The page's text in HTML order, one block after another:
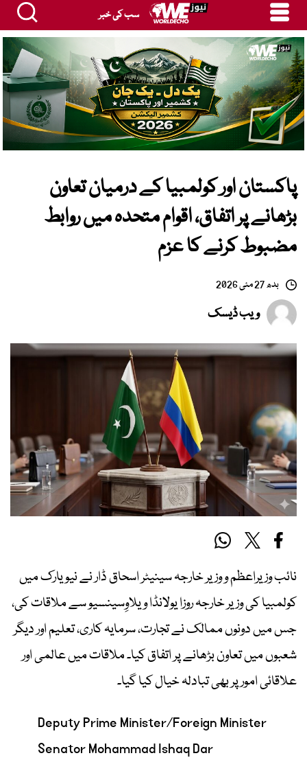
سب کی خبر
پاکستان اور کولمبیا کے درمیان تعاون
بڑھانے پر اتفاق، اقوام متحدہ میں روابط
مضبوط کرنے کا عزم
بدھ 27 مئی 2026
ویب ڈیسک
نائب وزیراعظم و وزیر خارجہ سینیٹر اسحاق ڈار نے نیویارک میں
کولمبیا کی وزیر خارجہ روزا یولانڈا ویلاوِسینسیو سے ملاقات کی،
جس میں دونوں ممالک نے تجارت، سرمایہ کاری، تعلیم اور دیگر
شعبوں میں تعاون بڑھانے پر اتفاق کیا۔ ملاقات میں عالمی اور
علاقائی امور پر بھی تبادلہ خیال کیا گیا۔
Deputy Prime Minister/Foreign Minister
Senator Mohammad Ishaq Dar